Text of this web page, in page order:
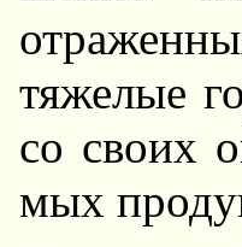
тяжелые
со своих
мых